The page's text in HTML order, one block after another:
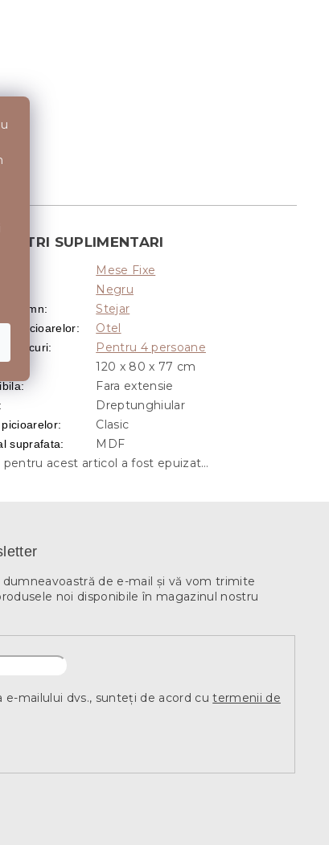
SUPLIMENTARI
Mese Fixe
Negru
lemn: Stejar
Picioarelor: Otel
de locuri: Pentru 4 persoane
120 x 80 x 77 cm
: Fara extensie
: Dreptunghiular
: Clasic
suprafata:
MDF
pentru acest articol a fost epuizat…
de e-mail şi vă vom trimite
noi disponibile în magazinul nostru
e-mailului dvs., sunteți de acord cutermenii de